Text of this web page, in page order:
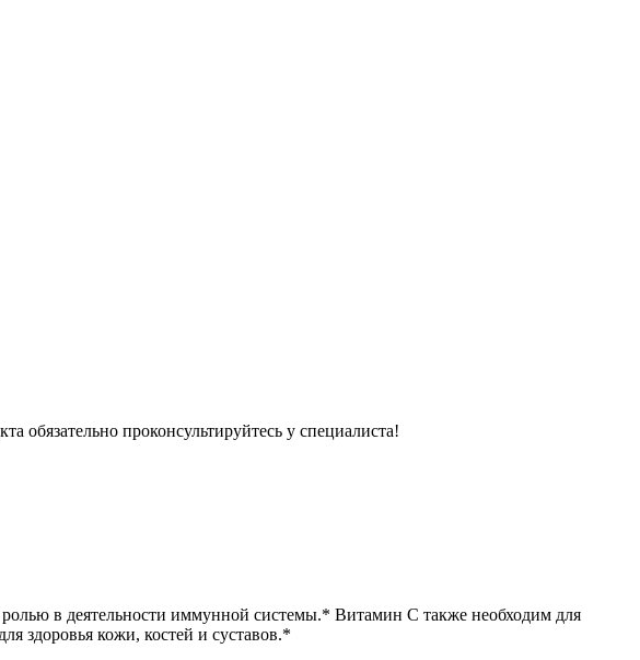
проконсультируйтесь у специалиста!
в деятельности иммунной системы.* Витамин С также необходим для
здоровья кожи, костей и суставов.*